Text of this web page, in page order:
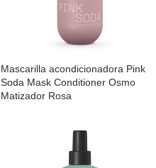
Mascarilla acondicionadora Pink
Soda Mask Conditioner Osmo
Matizador Rosa